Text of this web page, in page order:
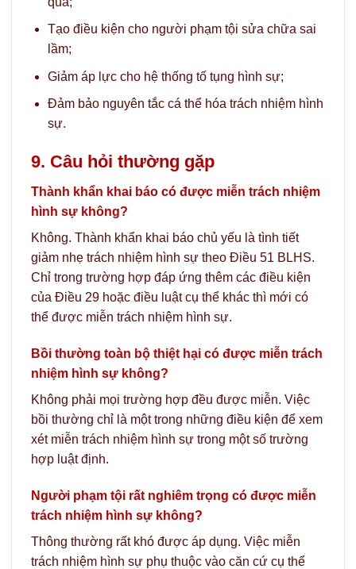
Tạo điều kiện cho người phạm tội sửa chữa sai
lầm;
Giảm áp lực cho hệ thống tố tụng hình sự;
Đảm bảo nguyên tắc cá thể hóa trách nhiệm hình
sự.
9. Câu hỏi thường gặp
Thành khẩn khai báo có được miễn trách nhiệm
hình sự không?
Không. Thành khẩn khai báo chủ yếu là tình tiết
giảm nhẹ trách nhiệm hình sự theo Điều 51 BLHS.
Chỉ trong trường hợp đáp ứng thêm các điều kiện
của Điều 29 hoặc điều luật cụ thể khác thì mới có
thể được miễn trách nhiệm hình sự.
Bồi thường toàn bộ thiệt hại có được miễn trách
nhiệm hình sự không?
Không phải mọi trường hợp đều được miễn. Việc
bồi thường chỉ là một trong những điều kiện để xem
xét miễn trách nhiệm hình sự trong một số trường
hợp luật định.
Người phạm tội rất nghiêm trọng có được miễn
trách nhiệm hình sự không?
Thông thường rất khó được áp dụng. Việc miễn
trách nhiệm hình sự phụ thuộc vào căn cứ cụ thể